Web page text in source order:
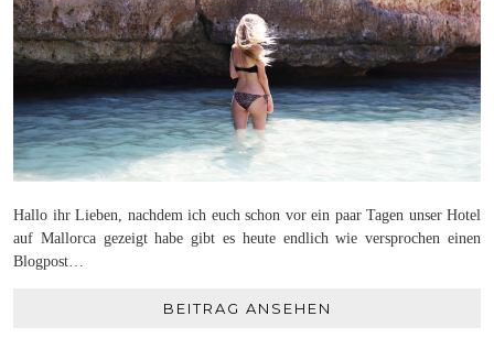
Hallo ihr Lieben, nachdem ich euch schon vor ein paar Tagen unser Hotel
auf Mallorca gezeigt habe gibt es heute endlich wie versprochen einen
Blogpost…
BEITRAG ANSEHEN